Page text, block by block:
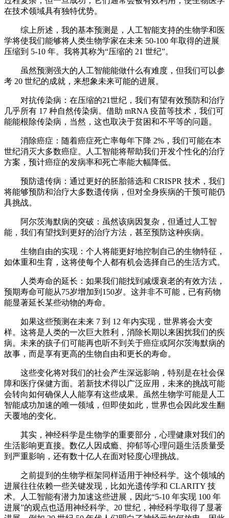
在技术领域具有独特优势。
综上所述，我的基本预测是，人工智能支持的生物学和医
学将使我们能够将人类生物学家在未来 50-100 年取得的进展
压缩到 5-10 年。我将其称为“压缩的 21 世纪”。
虽然预测强大的人工智能能做什么有难度，但我们可以参
考 20 世纪的成就，来想象未来可能的进展。
对抗传染病：在压缩的21世纪，我们有望有效预防和治疗
几乎所有 17 种自然传染病。借助 mRNA 疫苗等技术，我们可
能能根除传染病，当然，这也取决于贫困和不平等的问题。
消除癌症：随着癌症死亡率每年下降 2%，我们可能在本
世纪消灭大多数癌症。人工智能将帮助我们开发个性化的治疗
方案，预计癌症的发病率和死亡率能大幅降低。
预防遗传病：通过更好的胚胎筛选和 CRISPR 技术，我们
将能够预防和治疗大多数遗传病，但对全身疾病的干预可能仍
具挑战。
阿尔茨海默病的突破：虽然该病因复杂，但通过人工智
能，我们有望找到更好的治疗方法，甚至预防这种疾病。
生物自由的实现：个人将能更好地控制自己的生物特征，
如体重和生育，这将使每个人都有机会选择自己的生活方式。
人类寿命的延长：如果我们能找到减缓衰老的有效方法，
预期寿命可能从75岁增加到150岁。这并非不可能，已有药物
能显著延长某些动物的寿命。
如果这些预测在未来 7 到 12 年内实现，世界将会大变
样。这将是人类的一次巨大胜利，消除长期以来困扰我们的疾
病。未来的孩子们可能再也听不到关于癌症或阿尔茨海默病的
故事，而是享有更高的生物自由和更长的寿命。
这些变化将对我们的社会产生深远影响，特别是在社会保
障和医疗保健方面。若新技术得以广泛应用，未来的挑战可能
会转向如何确保人人能享有这些成果。虽然生物学可能是人工
智能成功加速的唯一领域，但即使如此，世界也会因此发生翻
天覆地的变化。
其实，神经科学是生物学的重要部分，心理健康对我们的
生活影响更直接。数亿人因成瘾、抑郁等心理问题生活质量受
到严重影响，还有数十亿人在面对轻度心理挑战。
之前提到的生物学框架同样适用于神经科学。这个领域的
进展往往依赖一些关键发现，比如光遗传学和 CLARITY 技
术。人工智能有潜力加速这些进展，因此“5-10 年实现 100 年
进展”的观点也适用神经科学。20 世纪，神经科学取得了显著